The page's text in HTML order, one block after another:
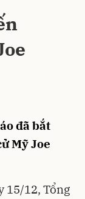
đã bắt
Mỹ Joe
15/12, Tổng